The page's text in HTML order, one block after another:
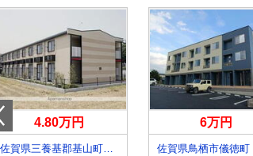
4.80万円
佐賀県三養基郡基山町大字宮浦
6万円
佐賀県鳥栖市儀徳町